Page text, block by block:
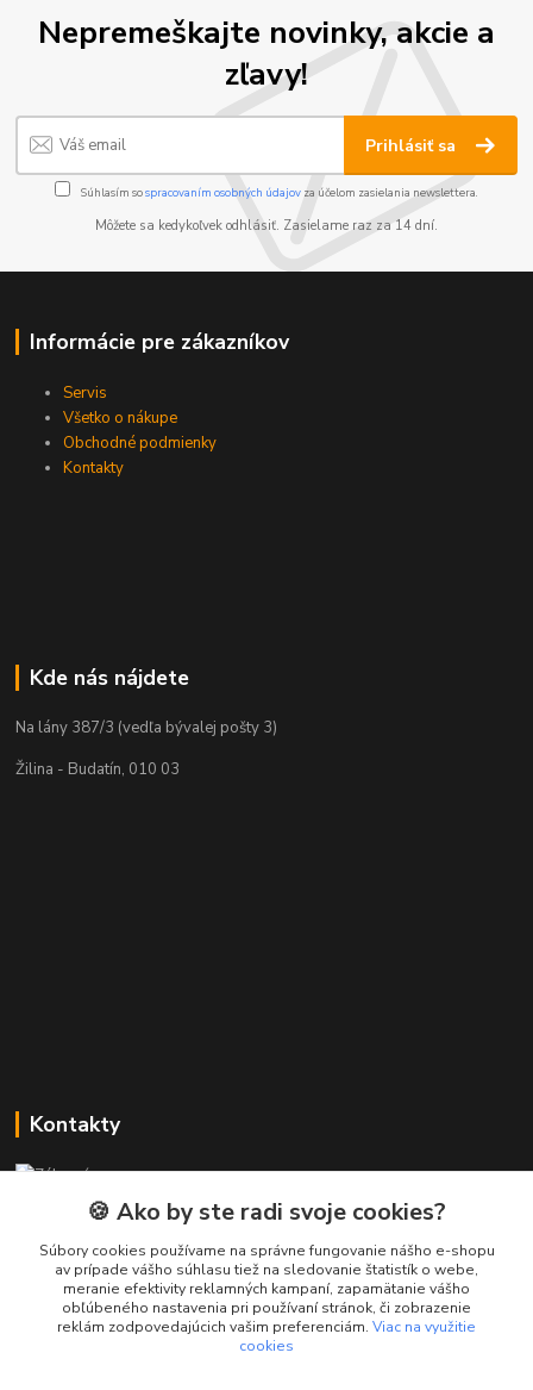
Nepremeškajte novinky, akcie a
zľavy!
Prihlásiť sa
Súhlasím sospracovaním osobných údajov za účelom zasielania newslettera.
Môžete sa kedykoľvek odhlásiť. Zasielame raz za 14 dní.
Informácie pre zákazníkov
Servis
Všetko o nákupe
Obchodné podmienky
Kontakty
Kde nás nájdete
Na lány 387/3 (vedľa bývalej pošty 3)
Žilina - Budatín, 010 03
Kontakty
+421 911 010 560
Po-Pia, 13-17 hod.
info@presmartfon.sk
🍪 Ako by ste radi svoje cookies?
Súbory cookies používame na správne fungovanie nášho e-shopu
av prípade vášho súhlasu tiež na sledovanie štatistík o webe,
meranie efektivity reklamných kampaní, zapamätanie vášho
obľúbeného nastavenia pri používaní stránok, či zobrazenie
reklám zodpovedajúcich vašim preferenciám. Viac na využitie
cookies